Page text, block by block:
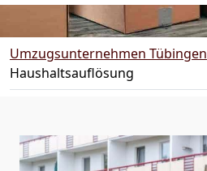
Umzugsunternehmen Tübingen
Haushaltsauflösung